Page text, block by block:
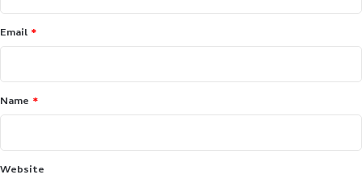
*
Email *
Name *
Website